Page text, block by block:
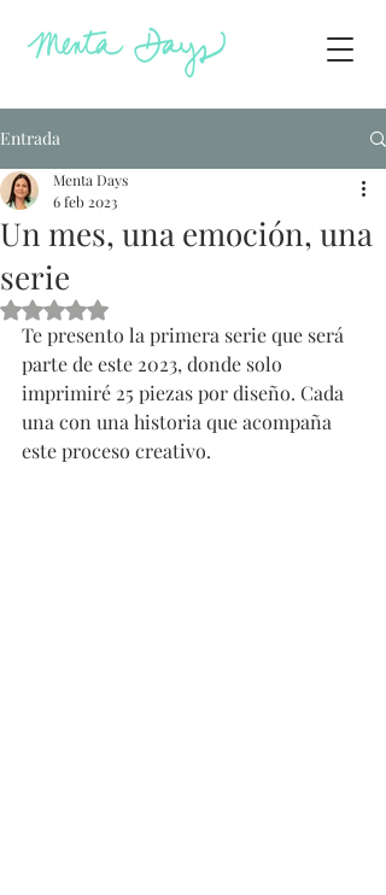
Entrada
Un mes, una emoción, una
serie
Menta Days
6 feb 2023
Obtuvo NaN de 5 estrellas.
Te presento la primera serie que será
parte de este 2023, donde solo
imprimiré 25 piezas por diseño. Cada
una con una historia que acompaña
este proceso creativo.